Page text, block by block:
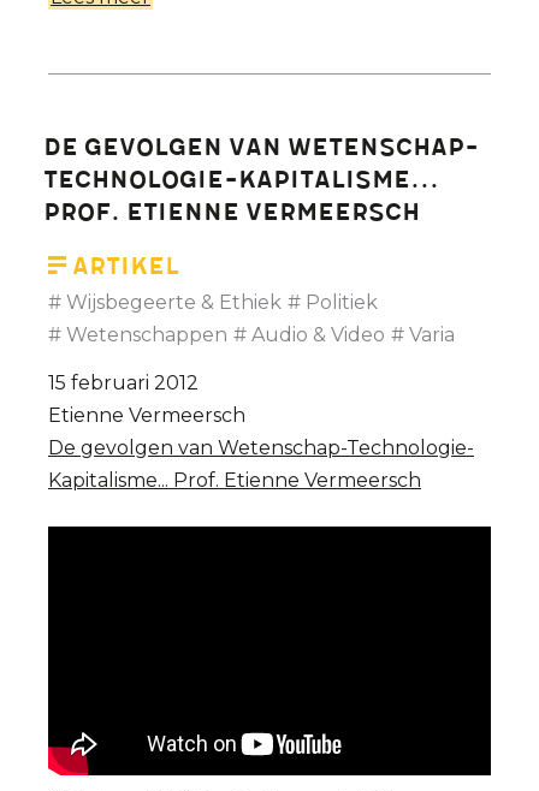
Prof.
Etienne
Vermeersch
(bio-
ethicus)
De gevolgen van Wetenschap-
Technologie-Kapitalisme...
Prof. Etienne Vermeersch
Artikel
Wijsbegeerte & Ethiek
Politiek
Wetenschappen
Audio & Video Varia
15 februari 2012
Etienne Vermeersch
De gevolgen van Wetenschap-Technologie-
Kapitalisme... Prof. Etienne Vermeersch